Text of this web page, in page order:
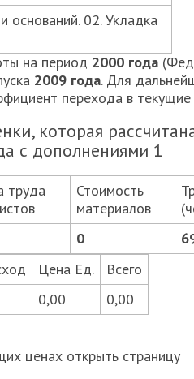
оснований. 02. Укладка
на период 2000 года
2009 года. Для
перехода в
которая
с дополнениями 1
труда
Стоимость
материалов
0
Цена Ед.
Всего
0,00
0,00
ценах открыть страницу